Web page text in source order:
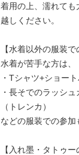
着用の上、濡れても
越しください。
【水着以外の服装で
水着が苦手な方は、
・Tシャツ+ショー
・長そでのラッシ
（トレンカ）
などの服装での参加
【入れ墨・タトゥー